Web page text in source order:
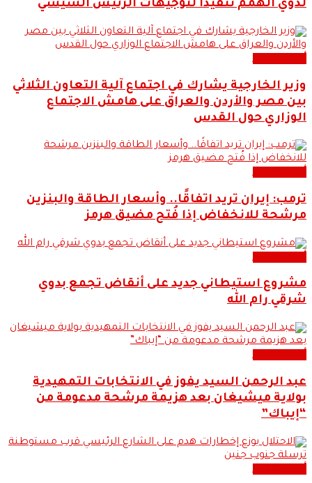
لذوي الهمم تنفيذًا لتوجيهات الرئيس السيسي
وزير الخارجية يشارك في اجتماع آلية التعاون الثلاثي
بين مصر والأردن والعراق على هامش الاجتماع
الوزاري حول القدس
ترمب: إيران تريد اتفاقًا.. وأسعار الطاقة والبنزين
مرشحة للانخفاض إذا فُتح مضيق هرمز
مشروع استيطاني جديد على أنقاض تجمع بدوي
شرقي رام الله
عبد الرحمن السيد يفوز في الانتخابات التمهيدية
بولاية ميشيغان بعد هزيمة مرشحة مدعومة من
“إيباك”